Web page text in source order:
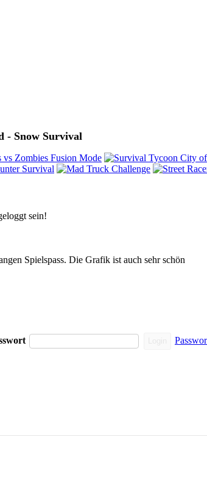
- Snow Survival
sein!
Spielspass. Die Grafik ist auch sehr schön